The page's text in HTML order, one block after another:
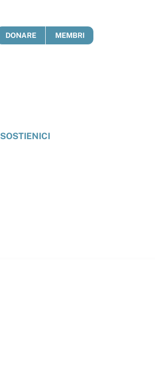
DONARE MEMBRI
SOSTIENICI